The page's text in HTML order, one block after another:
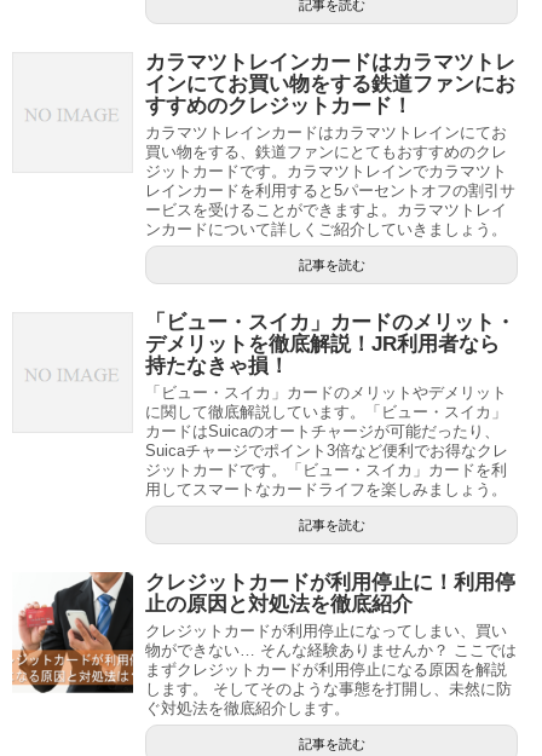
記事を読む
カラマツトレインカードはカラマツトレ
インにてお買い物をする鉄道ファンにお
すすめのクレジットカード！
カラマツトレインカードはカラマツトレインにてお
買い物をする、鉄道ファンにとてもおすすめのクレ
ジットカードです。カラマツトレインでカラマツト
レインカードを利用すると5パーセントオフの割引サ
ービスを受けることができますよ。カラマツトレイ
ンカードについて詳しくご紹介していきましょう。
記事を読む
「ビュー・スイカ」カードのメリット・
デメリットを徹底解説！JR利用者なら
持たなきゃ損！
「ビュー・スイカ」カードのメリットやデメリット
に関して徹底解説しています。「ビュー・スイカ」
カードはSuicaのオートチャージが可能だったり、
Suicaチャージでポイント3倍など便利でお得なクレ
ジットカードです。「ビュー・スイカ」カードを利
用してスマートなカードライフを楽しみましょう。
記事を読む
クレジットカードが利用停止に！利用停
止の原因と対処法を徹底紹介
クレジットカードが利用停止になってしまい、買い
物ができない… そんな経験ありませんか？ ここでは
まずクレジットカードが利用停止になる原因を解説
します。 そしてそのような事態を打開し、未然に防
ぐ対処法を徹底紹介します。
記事を読む